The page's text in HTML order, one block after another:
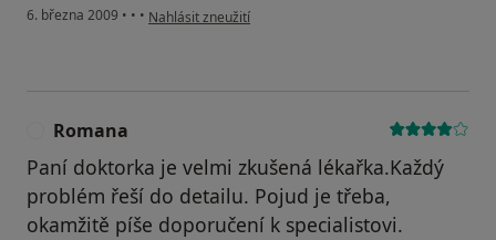
6. března 2009 • • • podle názoru uživatele Pacient
Nahlásit zneužití
Romana
Paní doktorka je velmi zkušená lékařka.Každý
problém řeší do detailu. Pojud je třeba,
okamžitě píše doporučení k specialistovi.